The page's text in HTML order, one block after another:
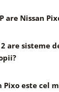
are Nissan
are sisteme
Pixo este cel